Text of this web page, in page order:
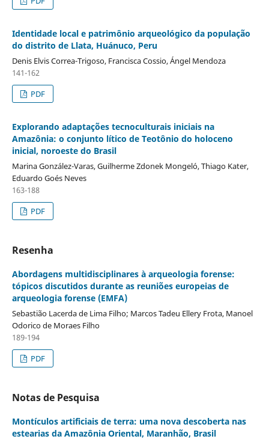
Identidade local e patrimônio arqueológico da população
do distrito de Llata, Huánuco, Peru
Denis Elvis Correa-Trigoso, Francisca Cossio, Ángel Mendoza
141-162
PDF
Explorando adaptações tecnoculturais iniciais na
Amazônia: o conjunto lítico de Teotônio do holoceno
inicial, noroeste do Brasil
Marina González-Varas, Guilherme Zdonek Mongeló, Thiago Kater,
Eduardo Goés Neves
163-188
PDF
Resenha
Abordagens multidisciplinares à arqueologia forense:
tópicos discutidos durante as reuniões europeias de
arqueologia forense (EMFA)
Sebastião Lacerda de Lima Filho; Marcos Tadeu Ellery Frota, Manoel
Odorico de Moraes Filho
189-194
PDF
Notas de Pesquisa
Montículos artificiais de terra: uma nova descoberta nas
estearias da Amazônia Oriental, Maranhão, Brasil